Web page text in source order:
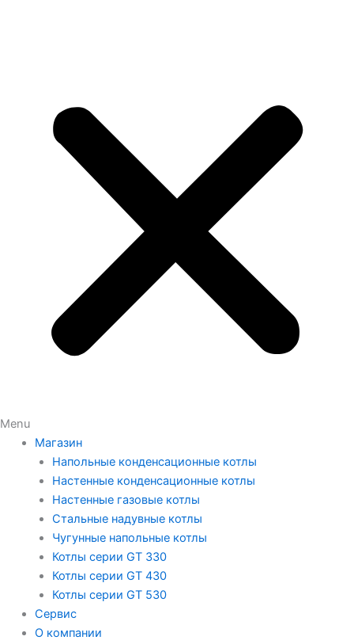
Menu
Магазин
Напольные конденсационные котлы
Настенные конденсационные котлы
Настенные газовые котлы
Стальные надувные котлы
Чугунные напольные котлы
Котлы серии GT 330
Котлы серии GT 430
Котлы серии GT 530
Сервис
О компании